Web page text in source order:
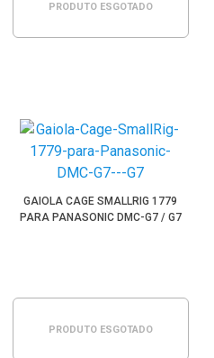
PRODUTO ESGOTADO
GAIOLA CAGE SMALLRIG 1779
PARA PANASONIC DMC-G7 / G7
PRODUTO ESGOTADO